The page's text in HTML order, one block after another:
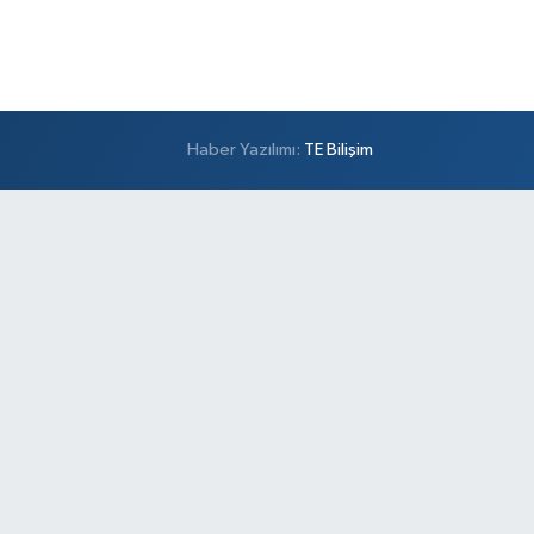
Haber Yazılımı: TE Bilişim